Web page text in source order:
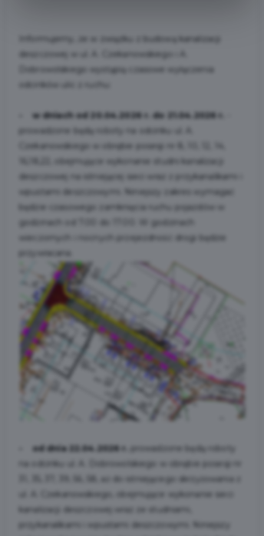
Informujemy, że w związku z budową kanalizacji
deszczowej w ul. A. Czekanowskiego i A.
Dobrowolskiego wystąpią czasowe wyłączenia
odcinków ulic z ruchu:
- w dniach od 20.04.2026 r. do 21.04.2026 r.
prowadzone będą roboty na odcinku ul. A.
Czekanowskiego w obrębie posesji nr 8, 10, 12, 14,
16,18,22, obejmujące wykonanie studni kanalizacji
deszczowej na istniejącej sieci wraz z przykanalikami i
wpustami deszczowymi. Niniejszy zakres wymagać
będzie czasowego zamknięcia ruchu pojazdów w
godzinach od 7.00 do 17.00. W godzinach
wieczornych i nocnych przejezdność drogi będzie
przywracana.
- od dnia 22.04.2026 r.
prowadzone będą roboty
na odcinku ul. A. Dobrowolskiego w obrębie posesji nr
31, 35, 37, 39, 56, 58, aż do istniejącego skrzyżowania z
ul. A. Czekanowskiego, obejmujące wykonanie sieci
kanalizacji deszczowej wraz ze studniami,
przykanalikami i wpustami deszczowymi. Niniejszy